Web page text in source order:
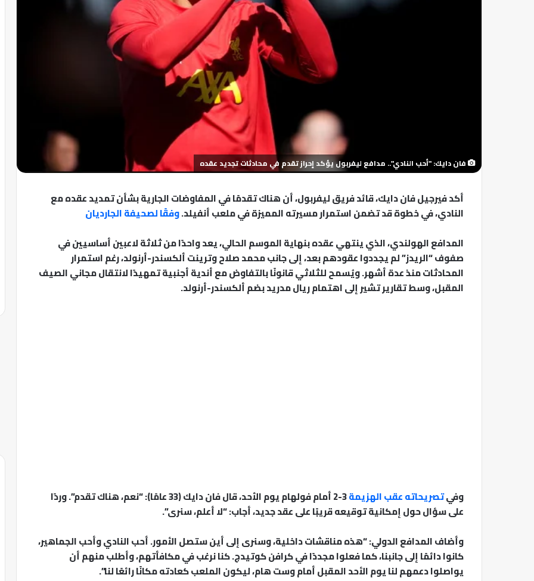
فان دايك: "أحب النادي".. مدافع ليفربول يؤكد إحراز تقدم في محادثات تجديد عقده
أكد فيرجيل فان دايك، قائد فريق ليفربول، أن هناك تقدمًا في المفاوضات الجارية بشأن تمديد عقده مع
النادي، في خطوة قد تضمن استمرار مسيرته المميزة في ملعب أنفيلد.وفقًا لصحيفة الجارديان
المدافع الهولندي، الذي ينتهي عقده بنهاية الموسم الحالي، يعد واحدًا من ثلاثة لاعبين أساسيين في
صفوف “الريدز” لم يجددوا عقودهم بعد، إلى جانب محمد صلاح وترينت ألكسندر-أرنولد، رغم استمرار
المحادثات منذ عدة أشهر. ويُسمح للثلاثي قانونًا بالتفاوض مع أندية أجنبية تمهيدًا لانتقال مجاني الصيف
المقبل، وسط تقارير تشير إلى اهتمام ريال مدريد بضم ألكسندر-أرنولد.
وفيتصريحاته عقب الهزيمة
3-2 أمام فولهام يوم الأحد، قال فان دايك (33 عامًا): “نعم، هناك تقدم”. وردًا
على سؤال حول إمكانية توقيعه قريبًا على عقد جديد، أجاب: “لا أعلم، سنرى”.
وأضاف المدافع الدولي: “هذه مناقشات داخلية، وسنرى إلى أين ستصل الأمور. أحب النادي وأحب الجماهير،
كانوا دائمًا إلى جانبنا، كما فعلوا مجددًا في كرافن كوتيدج. كنا نرغب في مكافأتهم، وأطلب منهم أن
يواصلوا دعمهم لنا يوم الأحد المقبل أمام وست هام، ليكون الملعب كعادته مكانًا رائعًا لنا”.